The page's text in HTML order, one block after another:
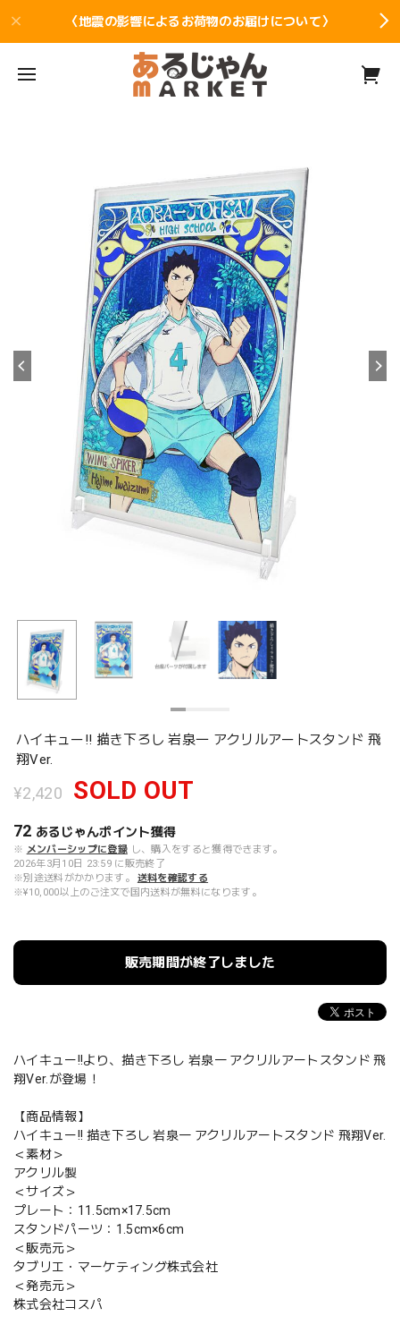
〈地震の影響によるお荷物のお届けについて〉
ハイキュー!! 描き下ろし 岩泉一 アクリルアートスタンド 飛
翔Ver.
¥2,420 SOLD OUT
72 あるじゃんポイント獲得
※ メンバーシップに登録 し、購入をすると獲得できます。
2026年3月10日 23:59 に販売終了
※別途送料がかかります。
送料を確認する
※¥10,000以上のご注文で国内送料が無料になります。
販売期間が終了しました
ハイキュー!!より、描き下ろし 岩泉一 アクリルアートスタンド 飛
翔Ver.が登場！
【商品情報】
ハイキュー!! 描き下ろし 岩泉一 アクリルアートスタンド 飛翔Ver.
＜素材＞
アクリル製
＜サイズ＞
プレート：11.5cm×17.5cm
スタンドパーツ：1.5cm×6cm
＜販売元＞
タブリエ・マーケティング株式会社
＜発売元＞
株式会社コスパ